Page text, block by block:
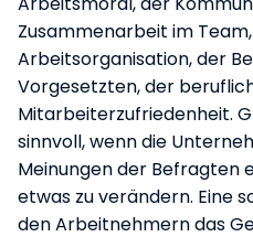
Zusammenarbeit im
Arbeitsorganisation, der
Vorgesetzten, der
Mitarbeiterzufriedenheit.
sinnvoll, wenn die
Meinungen der Befragten
etwas zu verändern. Eine
den Arbeitnehmern das